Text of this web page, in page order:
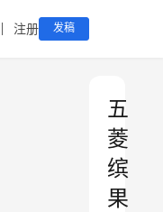
注册 发稿
五
菱
缤
果